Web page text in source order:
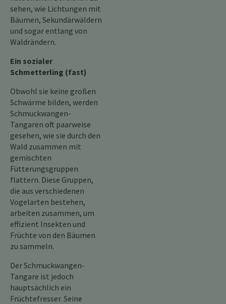
sehen, wie Lichtungen mit
Bäumen, Sekundärwäldern
und sogar entlang von
Waldrändern.
Ein sozialer
Schmetterling (fast)
Obwohl sie keine großen
Schwärme bilden, werden
Schmuckwangen-
Tangaren oft paarweise
gesehen, wie sie durch den
Wald zusammen mit
gemischten
Fütterungsgruppen
flattern. Diese Gruppen,
die aus verschiedenen
Vogelarten bestehen,
arbeiten zusammen, um
effizient Insekten und
Früchte von den Bäumen
zu sammeln.
Der Schmuckwangen-
Tangare ist jedoch
hauptsächlich ein
Früchtefresser. Seine